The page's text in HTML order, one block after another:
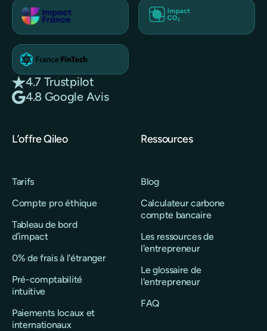
4.7 Trustpilot
4.8 Google Avis
L’offre Qileo
Tarifs
Compte pro éthique
Tableau de bord
d’impact
0% de frais à l'étranger
Pré-comptabilité
intuitive
Paiements locaux et
internationaux
Ressources
Blog
Calculateur carbone
compte bancaire
Les ressources de
l'entrepreneur
Le glossaire de
l'entrepreneur
FAQ